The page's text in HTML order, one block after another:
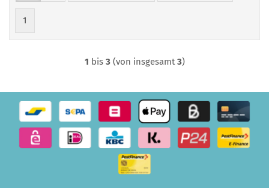
1
1 bis 3(von insgesamt3)